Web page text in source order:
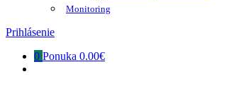
Monitoring
Prihlásenie
0 Ponuka 0.00€